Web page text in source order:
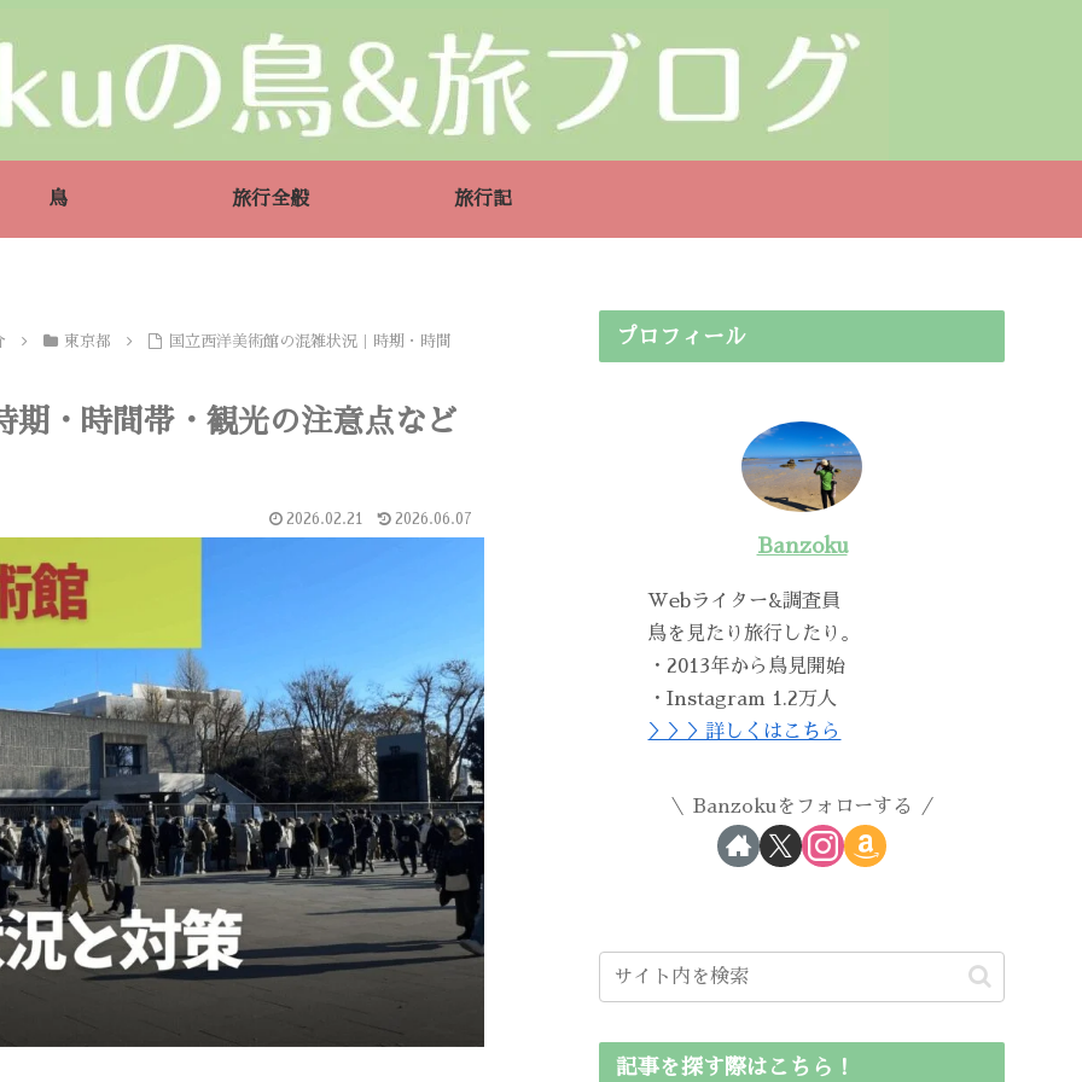
鳥 旅行全般 旅行記
東京都 国立西洋美術館の混雑状況｜時期・時間
期・時間帯・観光の注意点など
2026.02.21 2026.06.07
プロフィール
Banzoku
Webライター&調査員
鳥を見たり旅行したり。
・2013年から鳥見開始
・Instagram 1.2万人
＞＞＞詳しくはこちら
Banzokuをフォローする
記事を探す際はこちら！